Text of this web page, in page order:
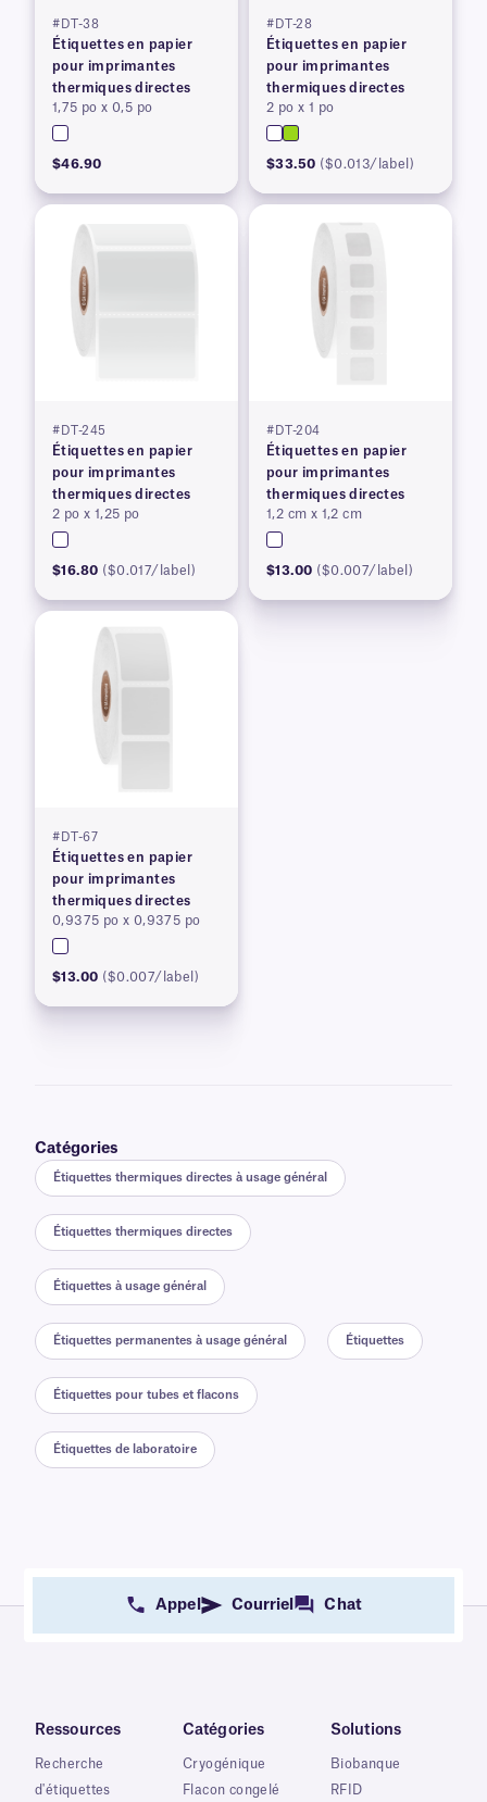
#DT-38
Étiquettes en papier
pour imprimantes
thermiques directes
1,75 po x 0,5 po
$46.90
#DT-28
Étiquettes en papier
pour imprimantes
thermiques directes
2 po x 1 po
$33.50 ($0.013/label)
#DT-245
Étiquettes en papier
pour imprimantes
thermiques directes
2 po x 1,25 po
$16.80 ($0.017/label)
#DT-204
Étiquettes en papier
pour imprimantes
thermiques directes
1,2 cm x 1,2 cm
$13.00 ($0.007/label)
#DT-67
Étiquettes en papier
pour imprimantes
thermiques directes
0,9375 po x 0,9375 po
$13.00 ($0.007/label)
Catégories
Étiquettes thermiques directes à usage général
Étiquettes thermiques directes
Étiquettes à usage général
Étiquettes permanentes à usage général Étiquettes
Étiquettes pour tubes et flacons
Étiquettes de laboratoire
Appel Courriel Chat
Ressources
Recherche
d'étiquettes
Catégories
Cryogénique
Flacon congelé
Solutions
Biobanque
RFID